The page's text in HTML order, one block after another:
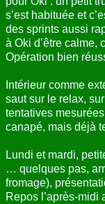
s’est habituée et
des sprints aussi
à Oki d’être calme,
Opération bien
Intérieur comme
saut sur le relax,
tentatives
canapé, mais déjà
Lundi et mardi,
… quelques pas,
fromage),
Repos l’après-